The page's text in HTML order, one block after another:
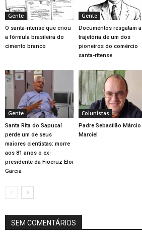
Gente
O santa-ritense que criou
a fórmula brasileira do
cimento branco
Gente
Documentos resgatam a
trajetória de um dos
pioneiros do comércio
santa-ritense
Gente
Santa Rita do Sapucaí
perde um de seus
maiores cientistas: morre
aos 81 anos o ex-
presidente da Fiocruz Eloi
Garcia
Colunistas
Padre Sebastião Márcio
Marciel
SEM COMENTÁRIOS